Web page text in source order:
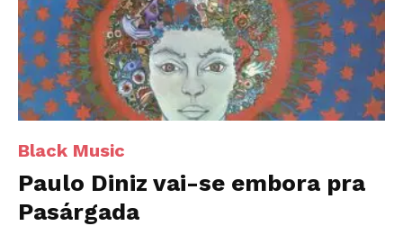
Black Music
Paulo Diniz vai-se embora pra
Pasárgada